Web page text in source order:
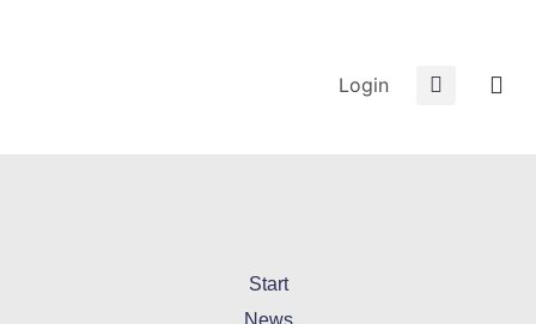
Login
Start